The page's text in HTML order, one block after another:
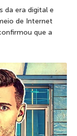
da era digital e
de Internet
que a